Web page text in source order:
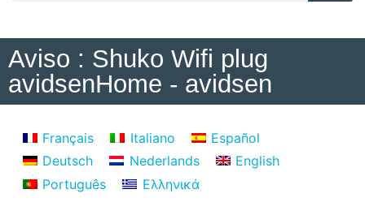
Aviso : Shuko Wifi plug
avidsenHome - avidsen
Français Italiano
Español
Deutsch
Nederlands
English
Português
Ελληνικά